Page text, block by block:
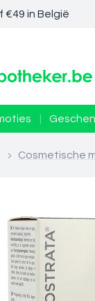
€49 in België
> Cosmetische